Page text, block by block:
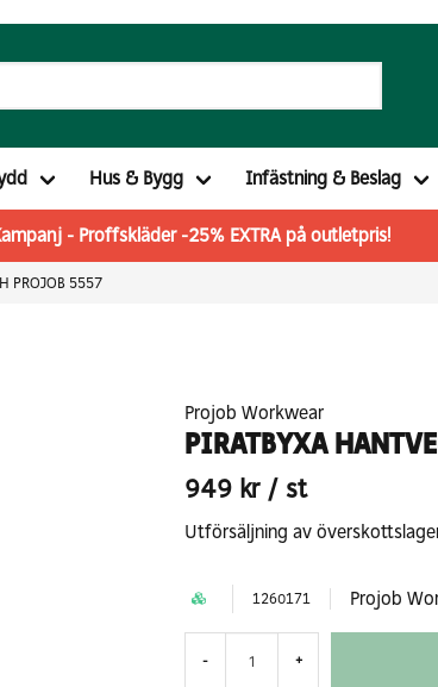
Hus & Bygg Infästning & Beslag
- Proffskläder -25% EXTRA på outletpris!
PROJOB 5557
Projob Workwear
PIRATBYXA
949 kr / st
Utförsäljning av
1260171 Projob
- +